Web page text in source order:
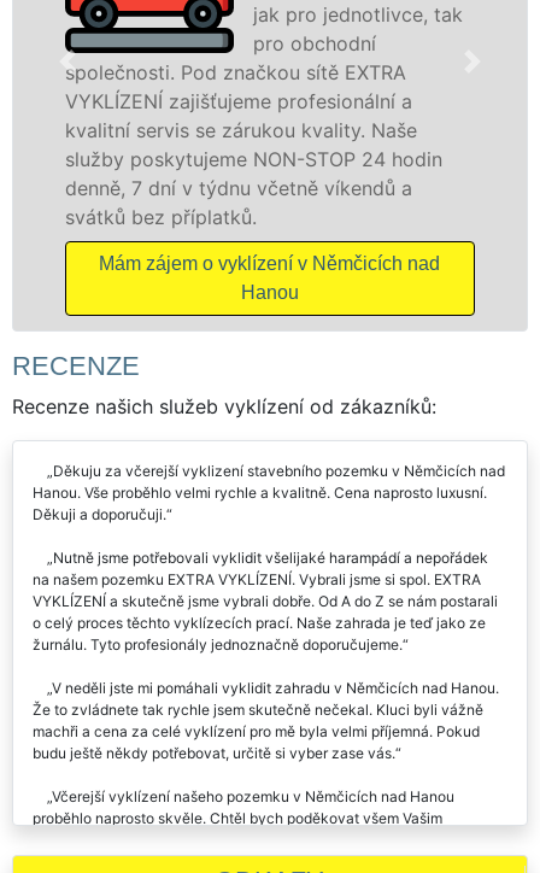
pro jednotlivce, tak
obchodní
sítě EXTRA
profesionální a
kvality. Naše
STOP 24 hodin
víkendů a
v Němčicích nad
v Němčicích nad
Poskytujeme tuto
právnickým osobám
odvedené práce, a to
dalších příplatků.
RECENZE
Recenze našich služeb vyklízení od zákazníků:
Děkuju za včerejší vyklizení stavebního pozemku v Němčicích nad
Hanou. Vše proběhlo velmi rychle a kvalitně. Cena naprosto luxusní.
Děkuji a doporučuji.
Nutně jsme potřebovali vyklidit všelijaké harampádí a nepořádek
na našem pozemku EXTRA VYKLÍZENÍ. Vybrali jsme si spol. EXTRA
VYKLÍZENÍ a skutečně jsme vybrali dobře. Od A do Z se nám postarali
o celý proces těchto vyklízecích prací. Naše zahrada je teď jako ze
žurnálu. Tyto profesionály jednoznačně doporučujeme.
V neděli jste mi pomáhali vyklidit zahradu v Němčicích nad Hanou.
Že to zvládnete tak rychle jsem skutečně nečekal. Kluci byli vážně
machři a cena za celé vyklízení pro mě byla velmi příjemná. Pokud
budu ještě někdy potřebovat, určitě si vyber zase vás.
Včerejší vyklízení našeho pozemku v Němčicích nad Hanou
proběhlo naprosto skvěle. Chtěl bych poděkovat všem Vašim